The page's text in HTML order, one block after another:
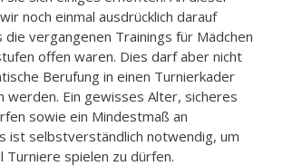
noch einmal ausdrücklich darauf
die vergangenen Trainings für Mädchen
offen waren. Dies darf aber nicht
Berufung in einen Turnierkader
werden. Ein gewisses Alter, sicheres
sowie ein Mindestmaß an
ist selbstverständlich notwendig, um
Turniere spielen zu dürfen.